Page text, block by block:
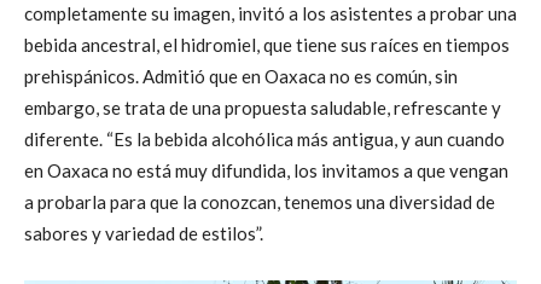
completamente su imagen, invitó a los asistentes a probar una
bebida ancestral, el hidromiel, que tiene sus raíces en tiempos
prehispánicos. Admitió que en Oaxaca no es común, sin
embargo, se trata de una propuesta saludable, refrescante y
diferente. “Es la bebida alcohólica más antigua, y aun cuando
en Oaxaca no está muy difundida, los invitamos a que vengan
a probarla para que la conozcan, tenemos una diversidad de
sabores y variedad de estilos”.